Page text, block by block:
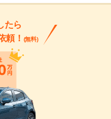
たら
頼！ (無料)